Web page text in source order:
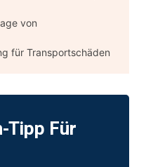
von
für Transportschäden
Tipp Für